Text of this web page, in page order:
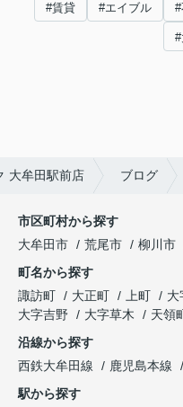
#賃貸 #エイブル
大牟田駅前店 ブログ
市区町村から探す
大牟田市
荒尾市 柳川市
町名から探す
諏訪町
大正町 上町 大
大字吉野
大字草木 天領
沿線から探す
西鉄大牟田線
鹿児島本線
駅から探す